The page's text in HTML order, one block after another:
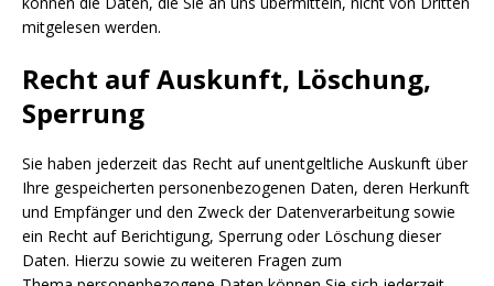
mitgelesen werden.
Recht auf Auskunft, Löschung,
Sperrung
Sie haben jederzeit das Recht auf unentgeltliche Auskunft über
Ihre gespeicherten personenbezogenen Daten, deren Herkunft
und Empfänger und den Zweck der Datenverarbeitung sowie
ein Recht auf Berichtigung, Sperrung oder Löschung dieser
Daten. Hierzu sowie zu weiteren Fragen zum